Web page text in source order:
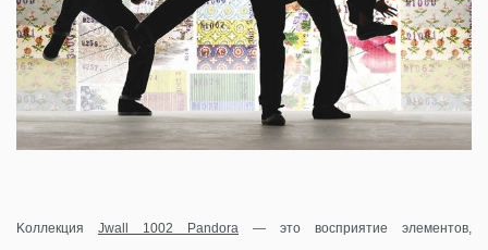
Kоллекция Jwall 1002 Pandora — это восприятие элементов,